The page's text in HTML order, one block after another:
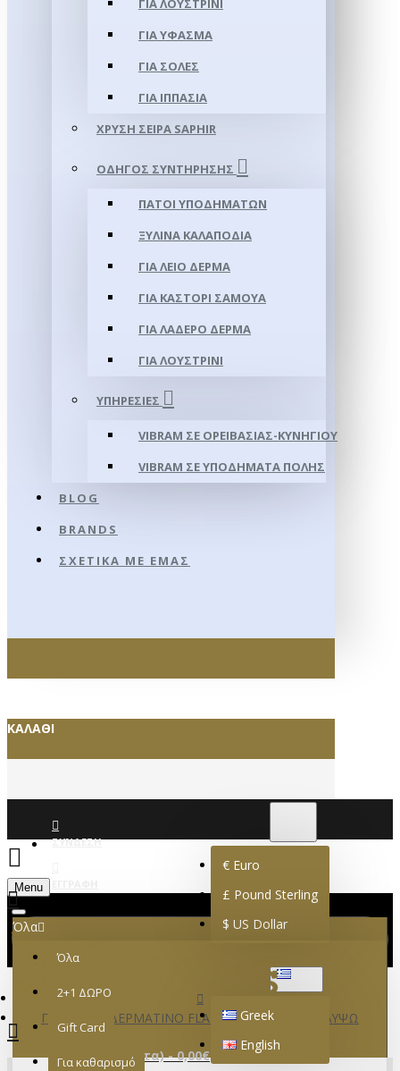
ΓΙΑ ΛΟΥΣΤΡΊΝΙ
ΓΙΑ ΥΦΑΣΜΑ
ΓΙΑ ΣΌΛΕΣ
ΓΙΑ ΙΠΠΑΣΊΑ
ΧΡΥΣΉ ΣΕΙΡΆ SAPHIR
ΟΔΗΓΌΣ ΣΥΝΤΉΡΗΣΗΣ
ΠΆΤΟΙ ΥΠΟΔΗΜΆΤΩΝ
ΞΎΛΙΝΑ ΚΑΛΑΠΌΔΙΑ
ΓΙΑ ΛΕΊΟ ΔΈΡΜΑ
ΓΙΑ ΚΑΣΤΌΡΙ ΣΑΜΟΎΑ
ΓΙΑ ΛΑΔΕΡΌ ΔΈΡΜΑ
ΓΙΑ ΛΟΥΣΤΡΊΝΙ
ΥΠΗΡΕΣΊΕΣ
VIBRAM ΣΕ ΟΡΕΙΒΑΣΊΑΣ-ΚΥΝΗΓΊΟΥ
VIBRAM ΣΕ ΥΠΟΔΉΜΑΤΑ ΠΌΛΗΣ
BLOG
BRANDS
ΣΧΕΤΙΚΆ ΜΕ ΕΜΆΣ
ΚΑΛΆΘΙ
ΣΎΝΔΕΣΗ
€ Euro
£ Pound Sterling
$ US Dollar
Greek
English
Menu
0 προϊόν(τα) - 0,00€
Όλα
Όλα
2+1 ΔΩΡΟ
Gift Card
Για καθαρισμό
ΓΥΝΑΙΚΕΙΟ ΔΕΡΜΑΤΙΝΟ FLAT ΣΑΝΔΑΛΙ ΛΙΛΑ ΚΑΛΥΨΩ